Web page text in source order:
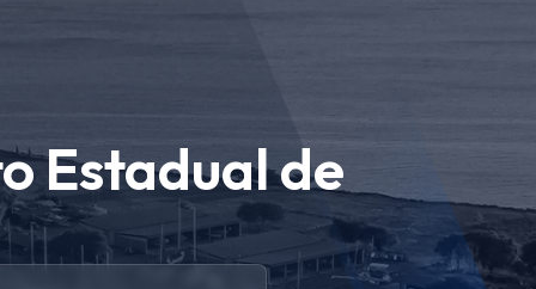
Estadual de